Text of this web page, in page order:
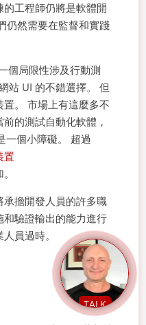
工程師仍將是軟體開
仍然需要在監督和實踐
個局限性涉及行動測
站 UI 的不錯選擇。 但
。 市場上有這麼多不
的測試自動化軟體，
一個小障礙。 超過
置
擔開發人員的許多職
驗證輸出的能力進行
員過時。
TALK